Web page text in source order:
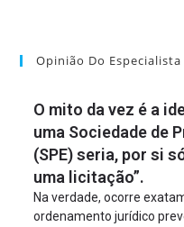
Opinião Do Especialista
O mito da vez é a
uma Sociedade de
(SPE) seria, por si
uma licitação”.
Na verdade, ocorre
ordenamento jurídico